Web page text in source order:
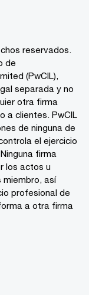
reservados.
de
(PwCIL),
separada y no
otra firma
a clientes. PwCIL
de ninguna de
el ejercicio
firma
los actos u
miembro, así
profesional de
a otra firma